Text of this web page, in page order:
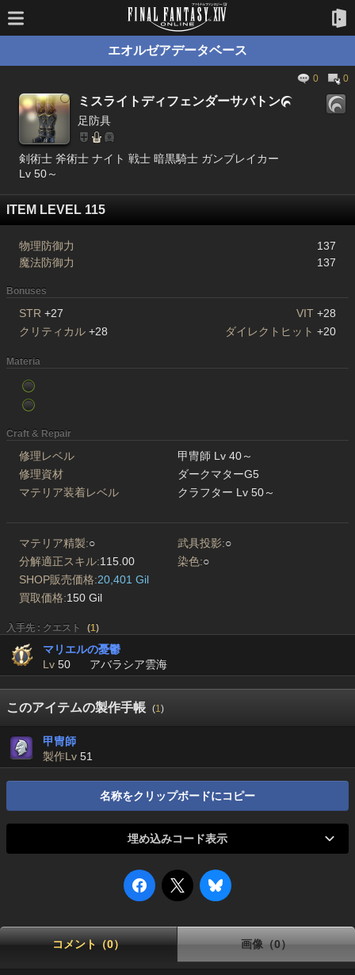
エオルゼアデータベース
0 0
ミスライトディフェンダーサバトン
足防具
剣術士 斧術士 ナイト 戦士 暗黒騎士 ガンブレイカー
Lv 50～
ITEM LEVEL 115
物理防御力
137
魔法防御力
137
Bonuses
STR +27 VIT +28
クリティカル +28 ダイレクトヒット +20
Materia
Craft & Repair
修理レベル
甲冑師 Lv 40～
修理資材
ダークマターG5
マテリア装着レベル
クラフター Lv 50～
マテリア精製:○ 武具投影:○
分解適正スキル:115.00 染色:○
SHOP販売価格:20,401 Gil
買取価格:150 Gil
入手先 : クエスト (1)
マリエルの憂鬱
Lv 50 アバラシア雲海
このアイテムの製作手帳 (1)
甲冑師
製作Lv 51
名称をクリップボードにコピー
埋め込みコード表示
コメント（0） 画像（0）